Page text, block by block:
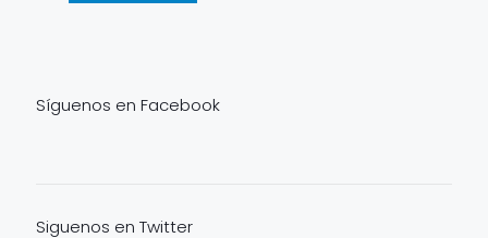
Síguenos en Facebook
Siguenos en Twitter